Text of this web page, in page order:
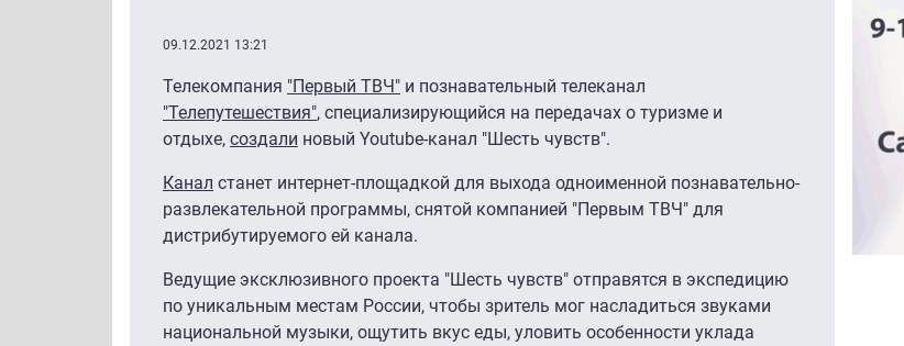
09.12.2021 13:21
Телекомпания "Первый ТВЧ" и познавательный телеканал
"Телепутешествия", специализирующийся на передачах о туризме и
отдыхе, создали новый Youtube-канал "Шесть чувств".
Канал станет интернет-площадкой для выхода одноименной познавательно-
развлекательной программы, снятой компанией "Первым ТВЧ" для
дистрибутируемого ей канала.
Ведущие эксклюзивного проекта "Шесть чувств" отправятся в экспедицию
по уникальным местам России, чтобы зритель мог насладиться звуками
национальной музыки, ощутить вкус еды, уловить особенности уклада